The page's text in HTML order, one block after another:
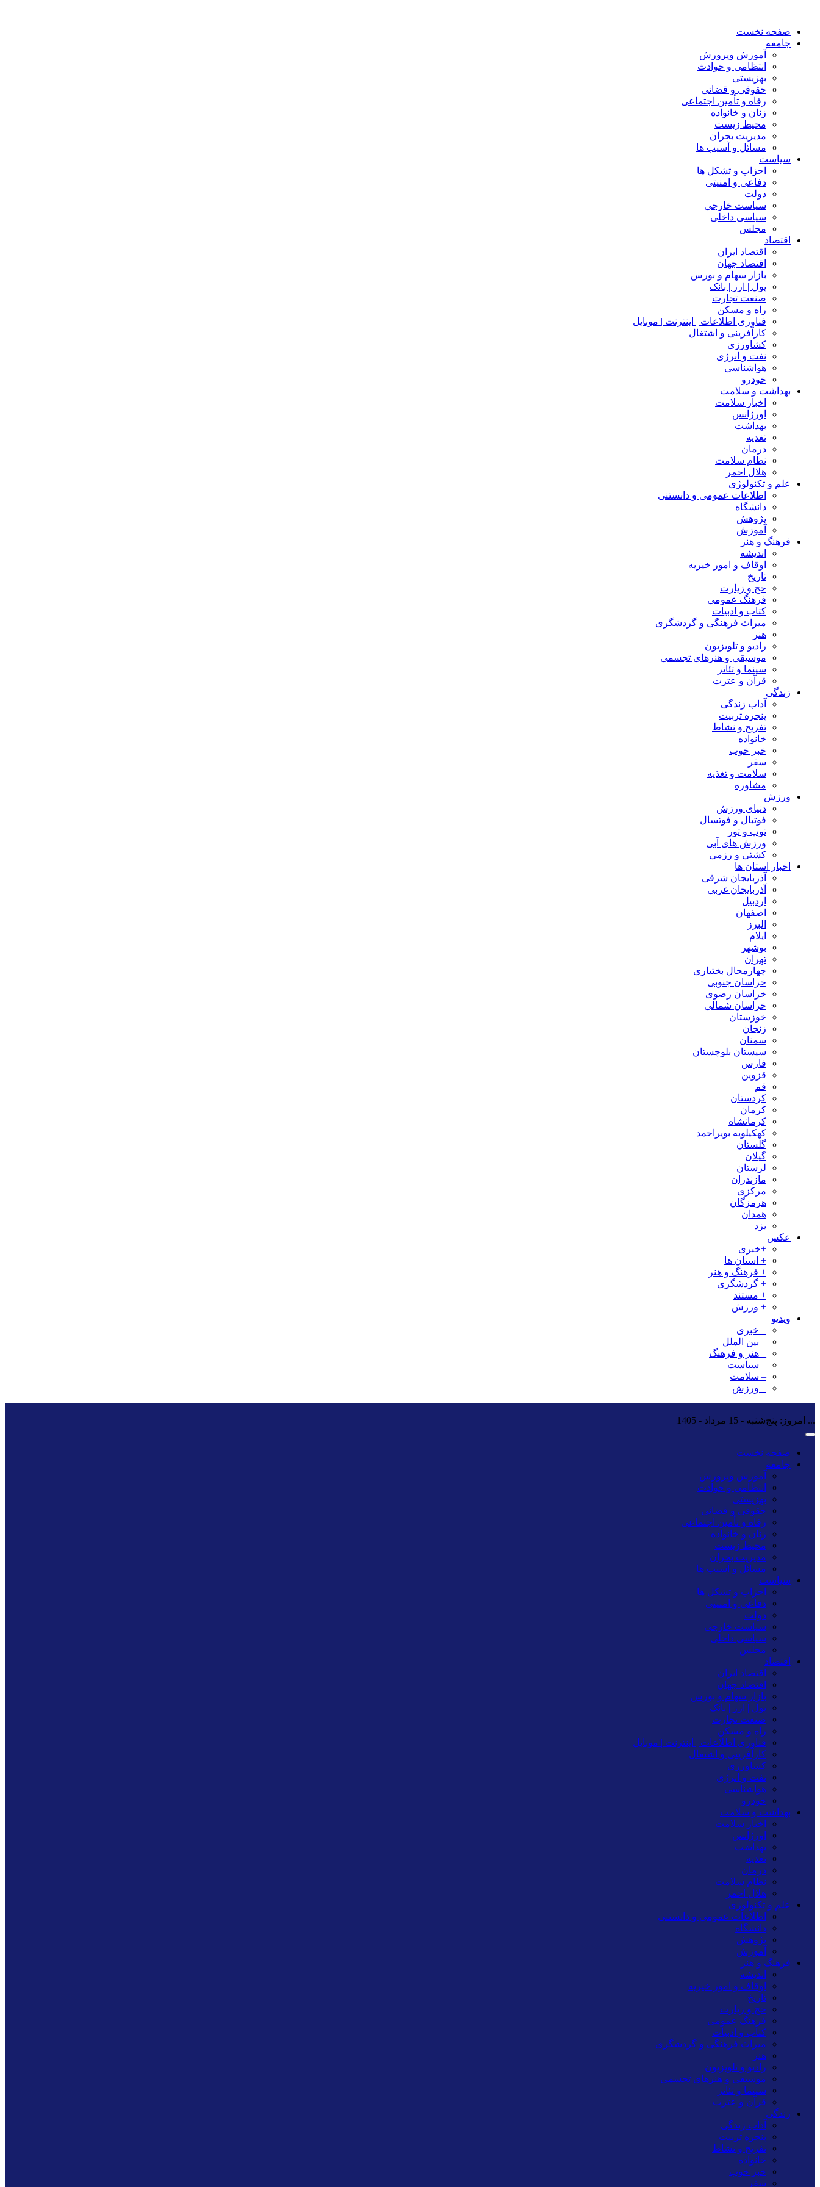
صفحه نخست
جامعه
آموزش وپرورش
انتظامی و حوادث
بهزیستی
حقوقی و قضائی
رفاه و تأمین اجتماعی
زنان و خانواده
محیط زیست
مدیریت بحران
مسائل و آسیب ها
سیاست
احزاب و تشکل ها
دفاعی و امنیتی
دولت
سیاست خارجی
سیاسی داخلی
مجلس
اقتصاد
اقتصاد ایران
اقتصاد جهان
بازار سهام و بورس
پول | ارز | بانک
صنعت تجارت
راه و مسکن
فناوری اطلاعات | اینترنت | موبایل
کارآفرینی و اشتغال
کشاورزی
نفت و انرژی
هواشناسی
خودرو
بهداشت و سلامت
اخبار سلامت
اورژانس
بهداشت
تغدیه
درمان
نظام سلامت
هلال احمر
علم و تکنولوژی
اطلاعات عمومی و دانستنی
دانشگاه
پژوهش
آموزش
فرهنگ و هنر
اندیشه
اوقاف و امور خیریه
تاریخ
حج و زیارت
فرهنگ عمومی
کتاب و ادبیات
میراث فرهنگی و گردشگری
هنر
رادیو و تلویزیون
موسیقی و هنرهای تجسمی
سینما و تئاتر
قرآن و عترت
زندگی
آداب زندگی
پنجره تربیت
تفریح و نشاط
خانواده
خبر خوب
سفر
سلامت و تغذیه
مشاوره
ورزش
دنیای ورزش
فوتبال و فوتسال
توپ و تور
ورزش های آبی
کشتی و رزمی
اخبار استان ها
آذربایجان شرقی
آذربایجان غربی
اردبیل
اصفهان
البرز
ایلام
بوشهر
تهران
چهارمحال بختیاری
خراسان جنوبی
خراسان رضوی
خراسان شمالی
خوزستان
زنجان
سمنان
سیستان بلوچستان
فارس
قزوین
قم
کردستان
کرمان
کرمانشاه
کهکیلویه بویراحمد
گلستان
گیلان
لرستان
مازندران
مرکزی
هرمزگان
همدان
یزد
عکس
+خبری
+ استان ها
+ فرهنگ و هنر
+ گردشگری
+ مستند
+ ورزش
ویدیو
– خبری
_ بین الملل
_ هنر و فرهنگ
– سیاست
– سلامت
– ورزش
... امروز: پنج‌شنبه - 15 مرداد - 1405
صفحه نخست
جامعه
آموزش وپرورش
انتظامی و حوادث
بهزیستی
حقوقی و قضائی
رفاه و تأمین اجتماعی
زنان و خانواده
محیط زیست
مدیریت بحران
مسائل و آسیب ها
سیاست
احزاب و تشکل ها
دفاعی و امنیتی
دولت
سیاست خارجی
سیاسی داخلی
مجلس
اقتصاد
اقتصاد ایران
اقتصاد جهان
بازار سهام و بورس
پول | ارز | بانک
صنعت تجارت
راه و مسکن
فناوری اطلاعات | اینترنت | موبایل
کارآفرینی و اشتغال
کشاورزی
نفت و انرژی
هواشناسی
خودرو
بهداشت و سلامت
اخبار سلامت
اورژانس
بهداشت
تغدیه
درمان
نظام سلامت
هلال احمر
علم و تکنولوژی
اطلاعات عمومی و دانستنی
دانشگاه
پژوهش
آموزش
فرهنگ و هنر
اندیشه
اوقاف و امور خیریه
تاریخ
حج و زیارت
فرهنگ عمومی
کتاب و ادبیات
میراث فرهنگی و گردشگری
هنر
رادیو و تلویزیون
موسیقی و هنرهای تجسمی
سینما و تئاتر
قرآن و عترت
زندگی
آداب زندگی
پنجره تربیت
تفریح و نشاط
خانواده
خبر خوب
سفر